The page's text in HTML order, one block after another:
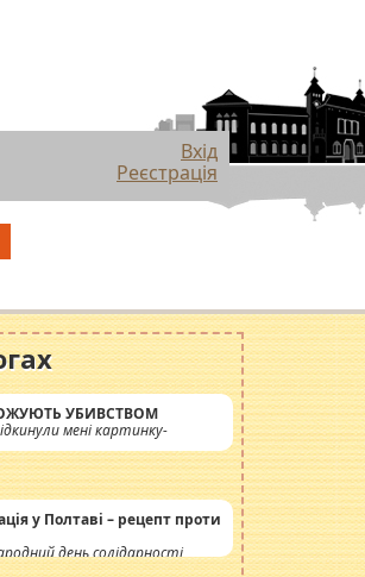
Вхід
Реєстрація
УБИВСТВОМ
мені картинку-
у Полтаві – рецепт проти
день солідарності